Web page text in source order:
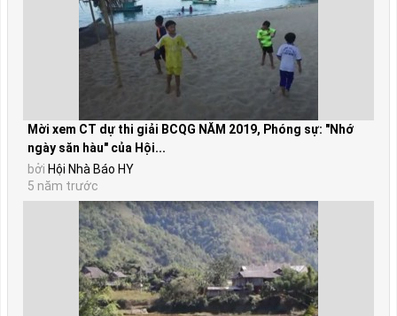
Mời xem CT dự thi giải BCQG NĂM 2019, Phóng sự: "Nhớ
ngày săn hàu" của Hội...
bởi Hội Nhà Báo HY
5 năm trước